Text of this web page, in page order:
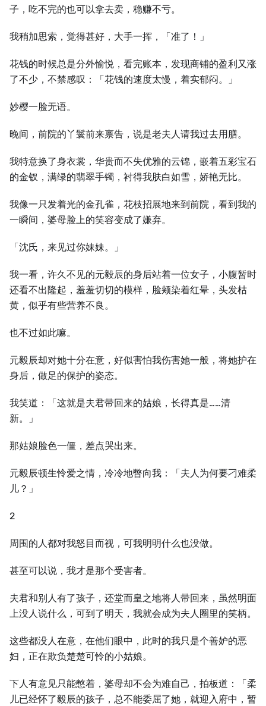
子，吃不完的也可以拿去卖，稳赚不亏。
我稍加思索，觉得甚好，大手一挥，「准了！」
花钱的时候总是分外愉悦，看完账本，发现商铺的盈利又涨
了不少，不禁感叹：「花钱的速度太慢，着实郁闷。」
妙樱一脸无语。
晚间，前院的丫鬟前来禀告，说是老夫人请我过去用膳。
我特意换了身衣裳，华贵而不失优雅的云锦，嵌着五彩宝石
的金钗，满绿的翡翠手镯，衬得我肤白如雪，娇艳无比。
我像一只发着光的金孔雀，花枝招展地来到前院，看到我的
一瞬间，婆母脸上的笑容变成了嫌弃。
「沈氏，来见过你妹妹。」
我一看，许久不见的元毅辰的身后站着一位女子，小腹暂时
还看不出隆起，羞羞切切的模样，脸颊染着红晕，头发枯
黄，似乎有些营养不良。
也不过如此嘛。
元毅辰却对她十分在意，好似害怕我伤害她一般，将她护在
身后，做足的保护的姿态。
我笑道：「这就是夫君带回来的姑娘，长得真是……清
新。」
那姑娘脸色一僵，差点哭出来。
元毅辰顿生怜爱之情，冷冷地瞥向我：「夫人为何要刁难柔
儿？」
2
周围的人都对我怒目而视，可我明明什么也没做。
甚至可以说，我才是那个受害者。
夫君和别人有了孩子，还堂而皇之地将人带回来，虽然明面
上没人说什么，可到了明天，我就会成为夫人圈里的笑柄。
这些都没人在意，在他们眼中，此时的我只是个善妒的恶
妇，正在欺负楚楚可怜的小姑娘。
下人有意见只能憋着，婆母却不会为难自己，拍板道：「柔
儿已经怀了毅辰的孩子，总不能委屈了她，就迎入府中，暂